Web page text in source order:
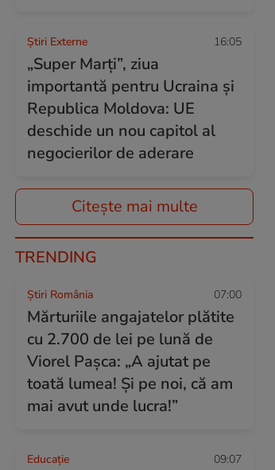
Știri Externe 16:05
„Super Marți”, ziua
importantă pentru Ucraina și
Republica Moldova: UE
deschide un nou capitol al
negocierilor de aderare
Citește mai multe
TRENDING
Știri România 07:00
Mărturiile angajatelor plătite
cu 2.700 de lei pe lună de
Viorel Pașca: „A ajutat pe
toată lumea! Şi pe noi, că am
mai avut unde lucra!”
Educație 09:07